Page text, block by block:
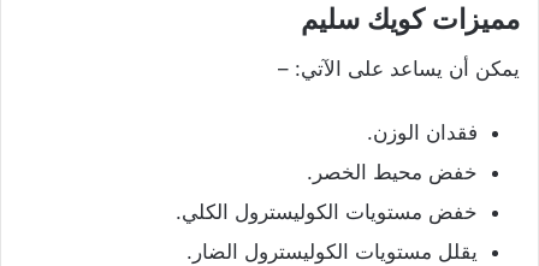
مميزات كويك سليم
يمكن أن يساعد على الآتي: –
فقدان الوزن.
خفض محيط الخصر.
خفض مستويات الكوليسترول الكلي.
يقلل مستويات الكوليسترول الضار.